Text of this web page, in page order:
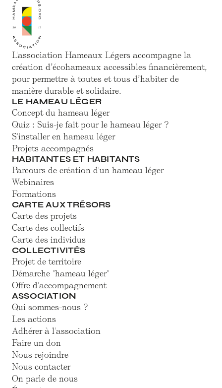
L'association Hameaux Légers accompagne la
création d’écohameaux accessibles financièrement,
pour permettre à toutes et tous d’habiter de
manière durable et solidaire.
LE HAMEAU LÉGER
Concept du hameau léger
Quiz : Suis-je fait pour le hameau léger ?
S'installer en hameau léger
Projets accompagnés
HABITANTES ET HABITANTS
Parcours de création d'un hameau léger
Webinaires
Formations
CARTE AUX TRÉSORS
Carte des projets
Carte des collectifs
Carte des individus
COLLECTIVITÉS
Projet de territoire
Démarche "hameau léger"
Offre d'accompagnement
ASSOCIATION
Qui sommes-nous ?
Les actions
Adhérer à l'association
Faire un don
Nous rejoindre
Nous contacter
On parle de nous